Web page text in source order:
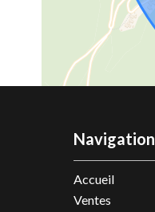
Navigation
Accueil
Ventes